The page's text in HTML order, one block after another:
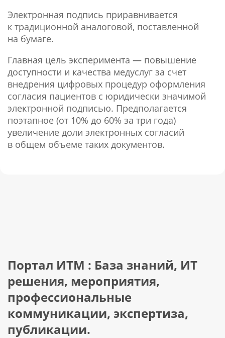
Электронная подпись приравнивается
к традиционной аналоговой, поставленной
на бумаге.
Главная цель эксперимента — повышение
доступности и качества медуслуг за счет
внедрения цифровых процедур оформления
согласия пациентов с юридически значимой
электронной подписью. Предполагается
поэтапное (от 10% до 60% за три года)
увеличение доли электронных согласий
в общем объеме таких документов.
Портал ИТМ : База знаний, ИТ
решения, мероприятия,
профессиональные
коммуникации, экспертиза,
публикации.